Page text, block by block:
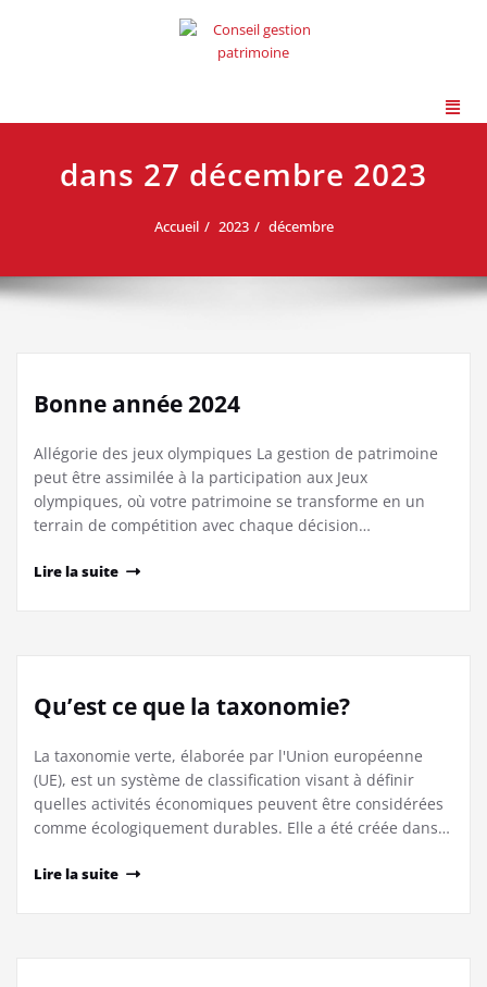
dans 27 décembre 2023
Accueil 2023 décembre
Bonne année 2024
Allégorie des jeux olympiques La gestion de patrimoine
peut être assimilée à la participation aux Jeux
olympiques, où votre patrimoine se transforme en un
terrain de compétition avec chaque décision…
Lire la suite
Qu’est ce que la taxonomie?
La taxonomie verte, élaborée par l'Union européenne
(UE), est un système de classification visant à définir
quelles activités économiques peuvent être considérées
comme écologiquement durables. Elle a été créée dans…
Lire la suite